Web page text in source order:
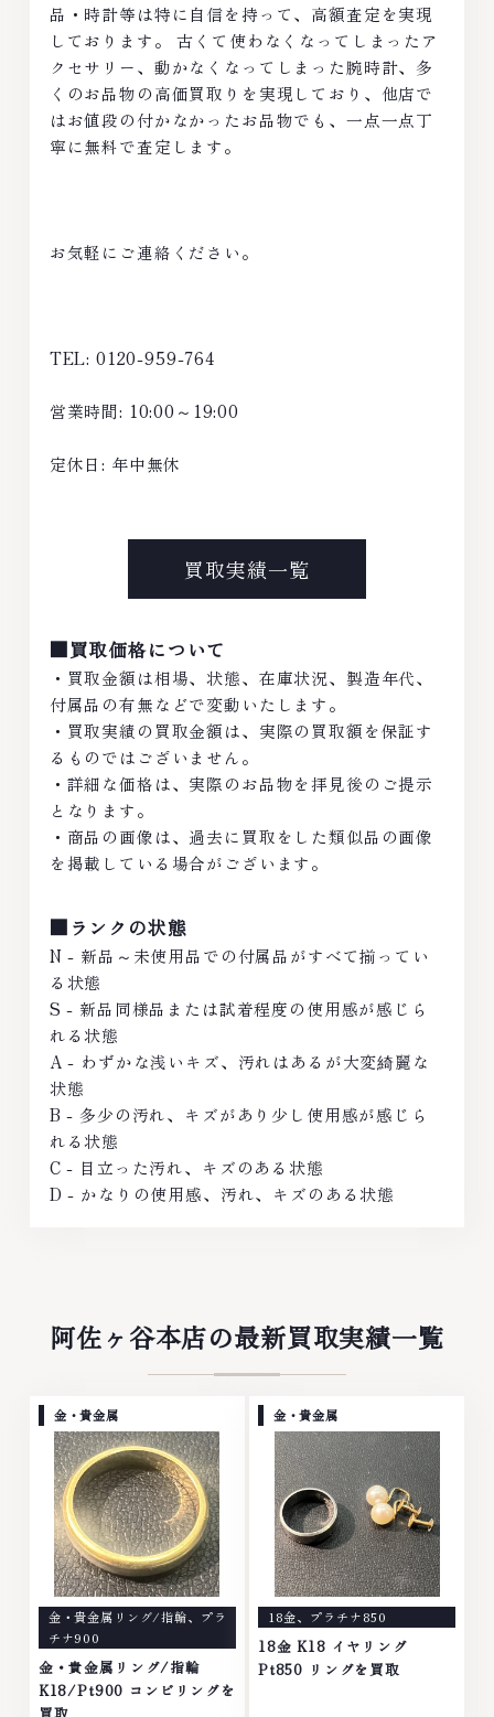
品・時計等は特に自信を持って、高額査定を実現
しております。 古くて使わなくなってしまったア
クセサリー、動かなくなってしまった腕時計、多
くのお品物の高価買取りを実現しており、他店で
はお値段の付かなかったお品物でも、一点一点丁
寧に無料で査定します。
お気軽にご連絡ください。
TEL: 0120-959-764
営業時間: 10:00～19:00
定休日: 年中無休
買取実績一覧
■買取価格について
・買取金額は相場、状態、在庫状況、製造年代、
付属品の有無などで変動いたします。
・買取実績の買取金額は、実際の買取額を保証す
るものではございません。
・詳細な価格は、実際のお品物を拝見後のご提示
となります。
・商品の画像は、過去に買取をした類似品の画像
を掲載している場合がございます。
■ランクの状態
N - 新品～未使用品での付属品がすべて揃ってい
る状態
S - 新品同様品または試着程度の使用感が感じら
れる状態
A - わずかな浅いキズ、汚れはあるが大変綺麗な
状態
B - 多少の汚れ、キズがあり少し使用感が感じら
れる状態
C - 目立った汚れ、キズのある状態
D - かなりの使用感、汚れ、キズのある状態
阿佐ヶ谷本店の最新買取実績一覧
金・貴金属
金・貴金属リング/指輪、 プラ
チナ900
金・貴金属リング/指輪
K18/Pt900 コンビリングを
金・貴金属
18金、 プラチナ850
18金 K18 イヤリング
Pt850 リングを買取